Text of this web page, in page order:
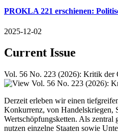
PROKLA 221 erschienen:
2025-12-02
Current Issue
Vol. 56 No. 223 (2026): Kritik der
Derzeit erleben wir einen
Konkurrenz, von Handelskriegen,
Wertschöpfungsketten. Als
nutzen einzelne Staaten sowie